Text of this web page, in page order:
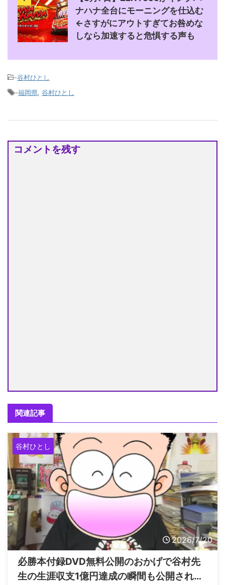
ナハナ全台にモーニングを仕込む
←さすがにアウトすぎてお咎めな
しなら加速すると危惧する声も
-谷村ひとし
-福岡県 谷村ひとし
コメントを残す
関連記事
谷村ひとし
2026/7/20
必勝本付録DVD無料公開のおかげで谷村先
生の生涯収支1億円達成の瞬間も公開されて